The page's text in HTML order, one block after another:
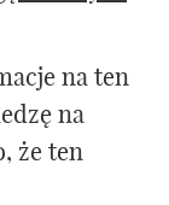
na ten
na
że ten